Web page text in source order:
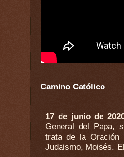
Camino Católico
17 de junio de
General del Papa,
trata de la Oración
Judaismo, Moisés.
un relato también